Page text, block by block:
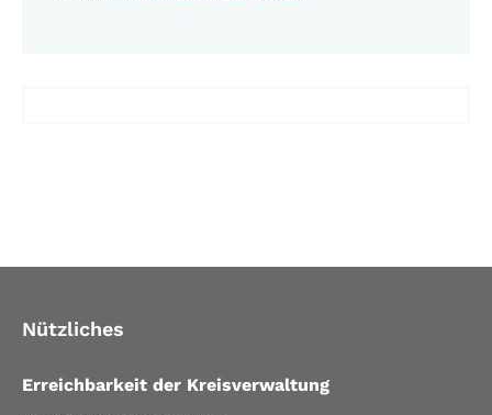
Nützliches
Erreichbarkeit der Kreisverwaltung